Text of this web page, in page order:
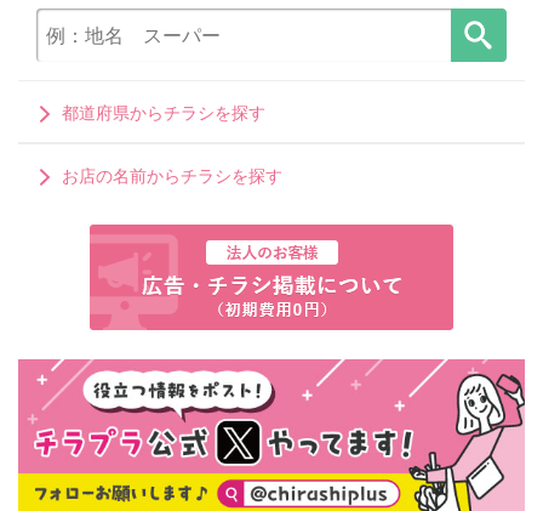
都道府県からチラシを探す
お店の名前からチラシを探す